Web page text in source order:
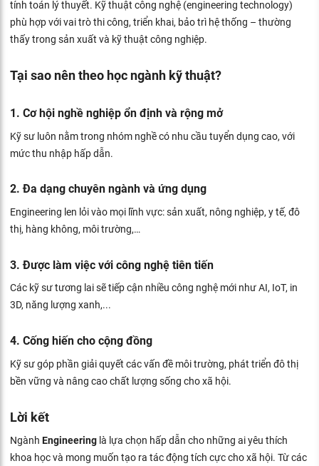
tính toán lý thuyết. Kỹ thuật công nghệ (engineering technology)
phù hợp với vai trò thi công, triển khai, bảo trì hệ thống – thường
thấy trong sản xuất và kỹ thuật công nghiệp.
Tại sao nên theo học ngành kỹ thuật?
1. Cơ hội nghề nghiệp ổn định và rộng mở
Kỹ sư luôn nằm trong nhóm nghề có nhu cầu tuyển dụng cao, với
mức thu nhập hấp dẫn.
2. Đa dạng chuyên ngành và ứng dụng
Engineering len lỏi vào mọi lĩnh vực: sản xuất, nông nghiệp, y tế, đô
thị, hàng không, môi trường,…
3. Được làm việc với công nghệ tiên tiến
Các kỹ sư tương lai sẽ tiếp cận nhiều công nghệ mới như AI, IoT, in
3D, năng lượng xanh,...
4. Cống hiến cho cộng đồng
Kỹ sư góp phần giải quyết các vấn đề môi trường, phát triển đô thị
bền vững và nâng cao chất lượng sống cho xã hội.
Lời kết
Ngành Engineering là lựa chọn hấp dẫn cho những ai yêu thích
khoa học và mong muốn tạo ra tác động tích cực cho xã hội. Từ các